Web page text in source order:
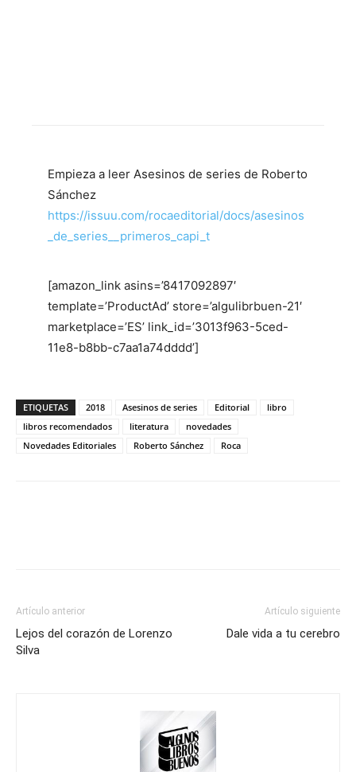
Empieza a leer Asesinos de series de Roberto
Sánchez
https://issuu.com/rocaeditorial/docs/asesinos
_de_series__primeros_capi_t
[amazon_link asins=’8417092897′
template=’ProductAd’ store=’algulibrbuen-21′
marketplace=’ES’ link_id=’3013f963-5ced-
11e8-b8bb-c7aa1a74dddd’]
ETIQUETAS 2018 Asesinos de series Editorial
libro
libros recomendados
literatura
novedades
Novedades Editoriales
Roberto Sánchez Roca
Artículo anterior
Lejos del corazón de Lorenzo
Silva
Artículo siguiente
Dale vida a tu cerebro